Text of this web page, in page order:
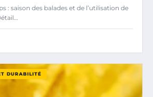
: saison des balades et de l’utilisation de
DURABILITÉ